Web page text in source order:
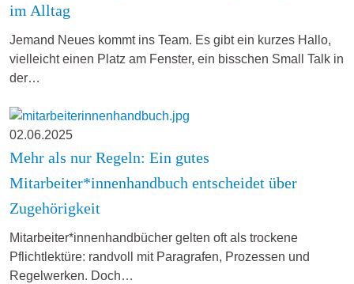
im Alltag
Jemand Neues kommt ins Team. Es gibt ein kurzes Hallo,
vielleicht einen Platz am Fenster, ein bisschen Small Talk in
der…
02.06.2025
Mehr als nur Regeln: Ein gutes
Mitarbeiter*innenhandbuch entscheidet über
Zugehörigkeit
Mitarbeiter*innenhandbücher gelten oft als trockene
Pflichtlektüre: randvoll mit Paragrafen, Prozessen und
Regelwerken. Doch…